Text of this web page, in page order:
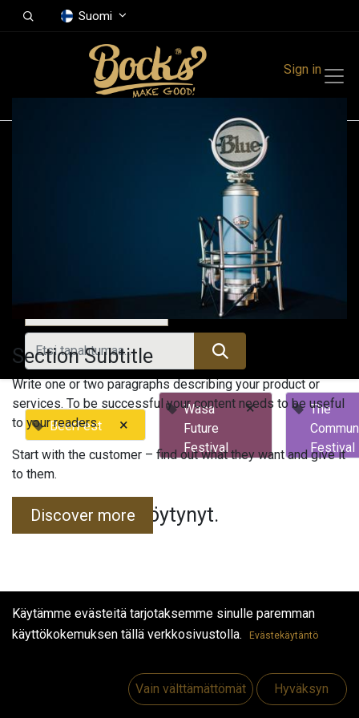
Suomi
Sign in
Tänään
BeerFest ×
Wasa
Future
Festival
×
The
Festival
Tapahtumia ei löytynyt.
Hyödyllisiä linkkejä
Section Subtitle
Write one or two paragraphs describing your product or
services. To be successful your content needs to be useful
to your readers.
Start with the customer – find out what they want and give it
to them.
Discover more
Käytämme evästeitä tarjotaksemme sinulle paremman
käyttökokemuksen tällä verkkosivustolla.
Evästekäytäntö
Vain välttämättömät Hyväksyn